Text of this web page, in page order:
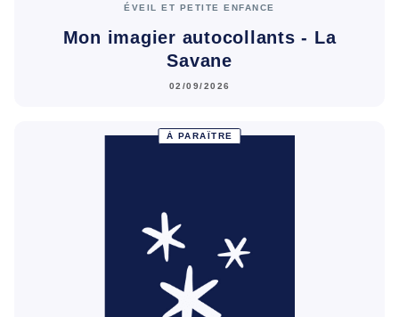
ÉVEIL ET PETITE ENFANCE
Mon imagier autocollants - La
Savane
02/09/2026
À PARAÎTRE